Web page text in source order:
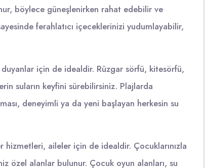
böylece güneşlenirken rahat edebilir ve
ferahlatıcı içeceklerinizi yudumlayabilir,
için de idealdir. Rüzgar sörfü, kitesörfü,
suların keyfini sürebilirsiniz. Plajlarda
deneyimli ya da yeni başlayan herkesin su
hizmetleri, aileler için de idealdir. Çocuklarınızla
özel alanlar bulunur. Çocuk oyun alanları, su